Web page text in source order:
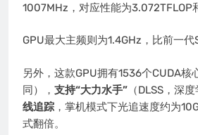
1007MHz，对应性能为3.072TFLOP和
GPU最大主频则为1.4GHz，比前一代
另外，这款GPU拥有1536个CUDA核
同）， 支持“大力水手” （DLSS，深
线追踪 ，掌机模式下光追速度约为
式翻倍。